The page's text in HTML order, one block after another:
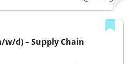
w/d) – Supply Chain